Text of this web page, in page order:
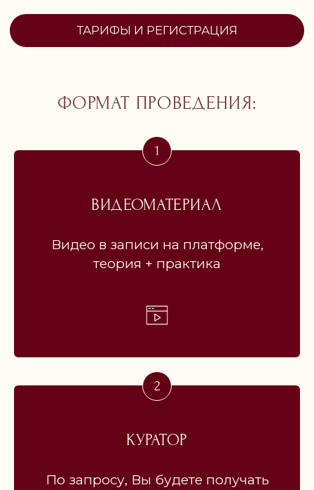
ФОРМАТ ПРОВЕДЕНИЯ:
ВИДЕОМАТЕРИАЛ
Видео в записи на платформе,
теория + практика
КУРАТОР
По запросу, Вы будете получать
Я РОС/РОСЛА